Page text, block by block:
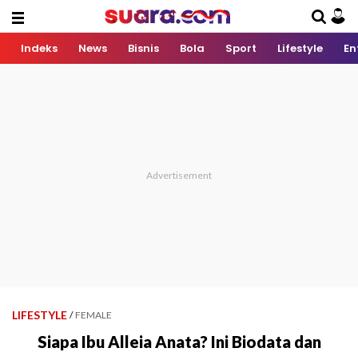
Indeks News Bisnis Bola Sport Lifestyle
LIFESTYLE / FEMALE
Siapa Ibu Alleia Anata? Ini Biodata dan